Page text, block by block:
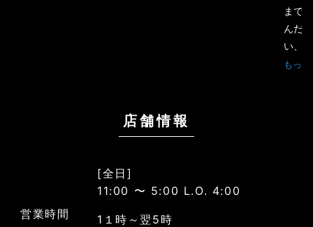
まで
んだ
い、
もっ
店舗情報
営業時間
[全日]
11:00 〜 5:00 L.O. 4:00
1１時～翌5時